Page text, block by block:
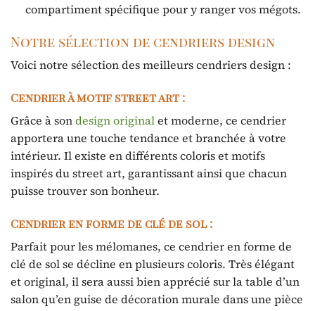
compartiment spécifique pour y ranger vos mégots.
Notre sélection de cendriers design
Voici notre sélection des meilleurs cendriers design :
Cendrier à motif street art :
Grâce à sondesign originalet moderne, ce cendrier
apportera une touche tendance et branchée à votre
intérieur. Il existe en différents coloris et motifs
inspirés du street art, garantissant ainsi que chacun
puisse trouver son bonheur.
Cendrier en forme de clé de sol :
Parfait pour les mélomanes, ce cendrier en forme de
clé de sol se décline en plusieurs coloris. Très élégant
et original, il sera aussi bien apprécié sur la table d’un
salon qu’en guise de décoration murale dans une pièce